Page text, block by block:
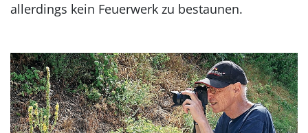
allerdings kein Feuerwerk zu bestaunen.